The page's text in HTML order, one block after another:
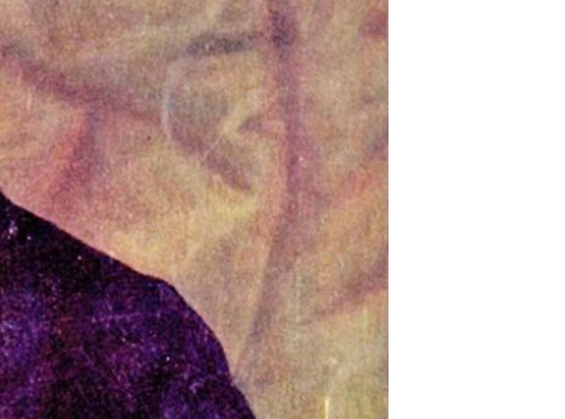
Turismo accidental
Vidas paralelas
Voces y lecturas